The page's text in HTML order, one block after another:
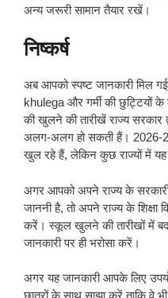
अन्य जरूरी सामान तैयार रखें।
निष्कर्ष
अब आपको स्पष्ट जानकारी मिल
khulega और गर्मी की छुट्टियों
की खुलने की तारीखें राज्य सरकार
अलग-अलग हो सकती हैं। 2026-
खुल रहे हैं, लेकिन कुछ राज्यों में यह
अगर आपको अपने राज्य के
जाननी है, तो अपने राज्य के
करें। स्कूल खुलने की तारीखों में
जानकारी पर ही भरोसा करें।
अगर यह जानकारी आपके लिए